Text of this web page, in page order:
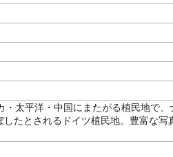
・太平洋・中国にまたがる植民地で、
たとされるドイツ植民地。豊富な写